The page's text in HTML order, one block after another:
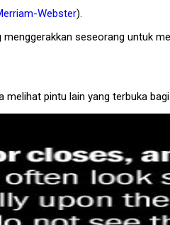
Webster).
seseorang untuk
pintu lain yang terbuka bagi